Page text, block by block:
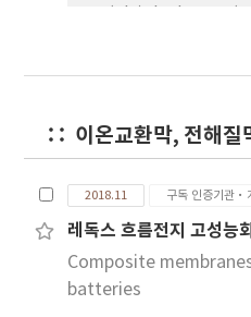
hydroxide (NaOH)
conditions. The
layered membranes
perfluorinated
carboxylic acid layer
rapidly and to
이온교환막, 전해
2018.11 구독 인증기관·
레독스 흐름전지 고성능
Composite
batteries